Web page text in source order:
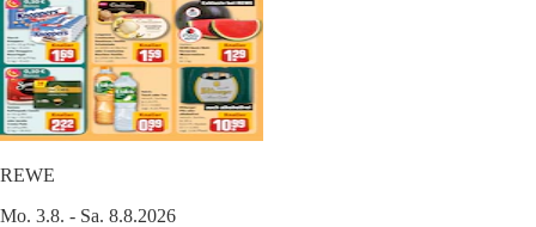
REWE
Mo. 3.8. - Sa. 8.8.2026